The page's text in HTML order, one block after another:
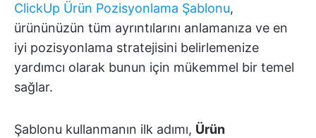
ClickUp Ürün Pozisyonlama Şablonu,
ürününüzün tüm ayrıntılarını anlamanıza ve en
iyi pozisyonlama stratejisini belirlemenize
yardımcı olarak bunun için mükemmel bir temel
sağlar.
Şablonu kullanmanın ilk adımı, Ürün